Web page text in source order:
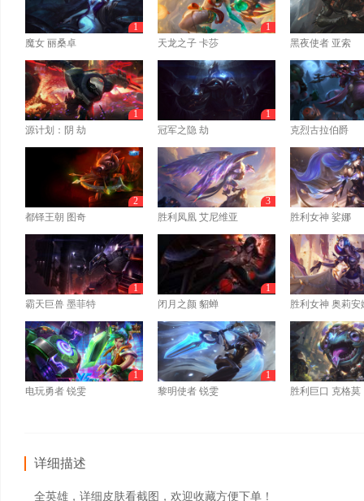
魔女 丽桑卓
1
天龙之子 卡莎
1
黑夜使者 亚索
源计划：阴 劫
1
冠军之隐 劫
1
克烈古拉伯爵
都铎王朝 图奇
2
胜利凤凰 艾尼维亚
3
胜利女神 娑娜
霸天巨兽 墨菲特
1
闭月之颜 貂蝉
1
胜利女神 奥莉安
电玩勇者 锐雯
1
黎明使者 锐雯
1
胜利巨口 克格莫
详细描述
全英雄，详细皮肤看截图，欢迎收藏方便下单！